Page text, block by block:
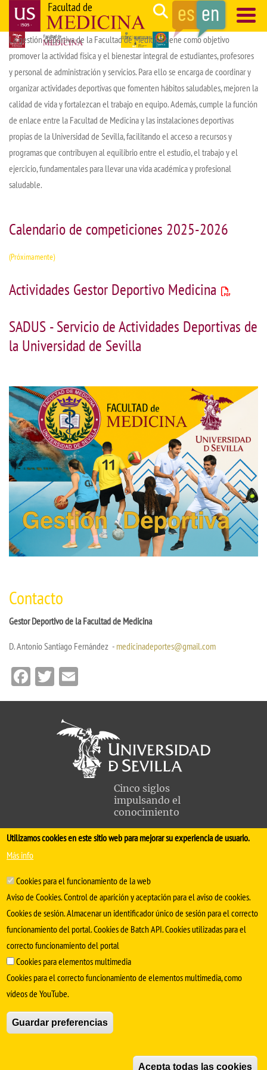
main
content
Search
Navegación
principal
La gestión deportiva de la Facultad de Medicina tiene como objetivo
promover la actividad física y el bienestar integral de estudiantes, profesores
y personal de administración y servicios. Para ello se encarga de coordinar y
organizar actividades deportivas que fomenten hábitos saludables, mejoren la
calidad de vida y fortalezcan el trabajo en equipo. Además, cumple la función
de enlace entre la Facultad de Medicina y las instalaciones deportivas
propias de la Universidad de Sevilla, facilitando el acceso a recursos y
programas que contribuyen al equilibrio entre el estudio, el trabajo y el
ejercicio, fundamentales para llevar una vida académica y profesional
saludable.
Calendario de competiciones 2025-2026
(Próximamente)
Actividades Gestor Deportivo Medicina
SADUS - Servicio de Actividades Deportivas de
la Universidad de Sevilla
Contacto
Gestor Deportivo de la Facultad de Medicina
D. Antonio Santiago Fernández - medicinadeportes@gmail.com
Facebook
Twitter
Cinco siglos
impulsando el
conocimiento
FACULTAD DE MEDICINA
Conserjería:954 55 98 30- Secretaría .facmedinfo@us.es
SÍGUENOS EN
Protección de datos
Cookies
Utilizamos cookies en este sitio web para mejorar su experiencia de usuario.
Más info
Cookies para el funcionamiento de la web
Aviso de Cookies. Control de aparición y aceptación para el aviso de cookies.
Cookies de sesión. Almacenar un identificador único de sesión para el correcto
funcionamiento del portal. Cookies de Batch API. Cookies utilizadas para el
correcto funcionamiento del portal
Cookies para elementos multimedia
Cookies para el correcto funcionamiento de elementos multimedia, como
vídeos de YouTube.
Guardar preferencias
Acepta todas las cookies